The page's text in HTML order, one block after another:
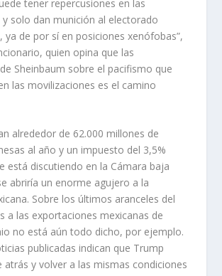
tener repercusiones en las
y solo dan munición al electorado
ya de por sí en posiciones xenófobas”,
quien opina que las
Sheinbaum sobre el pacifismo que
las movilizaciones es el camino
alrededor de 62.000 millones de
al año y un impuesto del 3,5%
está discutiendo en la Cámara baja
abriría un enorme agujero a la
Sobre los últimos aranceles del
a las exportaciones mexicanas de
no está aún todo dicho, por ejemplo.
publicadas indican que Trump
atrás y volver a las mismas condiciones